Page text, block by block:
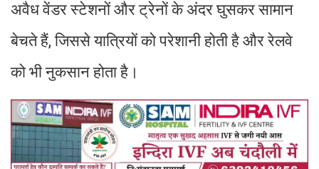
अवैध वेंडर स्टेशनों और ट्रेनों के अंदर घुसकर सामान
बेचते हैं, जिससे यात्रियों को परेशानी होती है और रेलवे
को भी नुकसान होता है।